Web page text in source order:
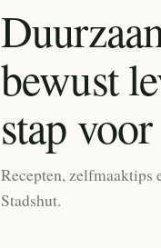
bewust
stap
Recepten, zelfmaaktips
Stadshut.